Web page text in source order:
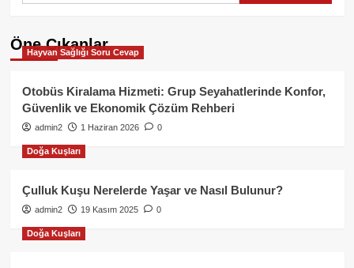
Öne Çıkanlar
Hayvan Sağlığı Soru Cevap
Otobüs Kiralama Hizmeti: Grup Seyahatlerinde Konfor,
Güvenlik ve Ekonomik Çözüm Rehberi
admin2 1 Haziran 2026 0
Doğa Kuşları
Çulluk Kuşu Nerelerde Yaşar ve Nasıl Bulunur?
admin2 19 Kasım 2025 0
Doğa Kuşları